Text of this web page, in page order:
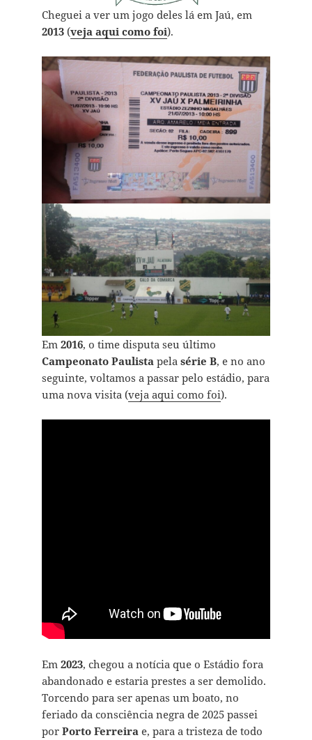
Cheguei a ver um jogo deles lá em Jaú, em
2013(veja aqui como foi).
Em 2016, o time disputa seu último
Campeonato Paulistapela série B, e no ano
seguinte, voltamos a passar pelo estádio, para
uma nova visita (veja aqui como foi).
Em 2023, chegou a notícia que o Estádio fora
abandonado e estaria prestes a ser demolido.
Torcendo para ser apenas um boato, no
feriado da consciência negra de 2025 passei
porPorto Ferreirae, para a tristeza de todo